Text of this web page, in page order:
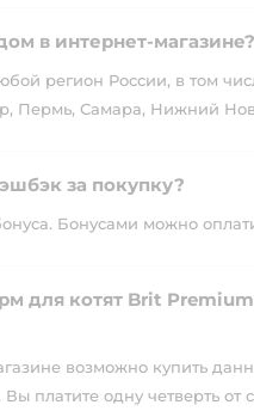
в интернет-магазине?
регион России, в том
Пермь, Самара, Нижний
за покупку?
Бонусами можно
для котят Brit
возможно купить
платите одну четверть от